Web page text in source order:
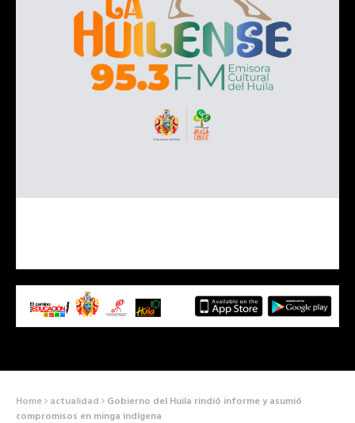
Home actualidad Gobierno del Huila rindió informe y asumió
compromisos en minga indígena